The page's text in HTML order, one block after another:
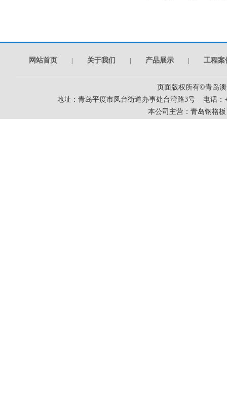
网站首页 关于我们 产品展示 工程案
页面版权所有©青岛
地址：青岛平度市凤台街道办事处台湾路3号 电话：
本公司主营： 青岛钢格板